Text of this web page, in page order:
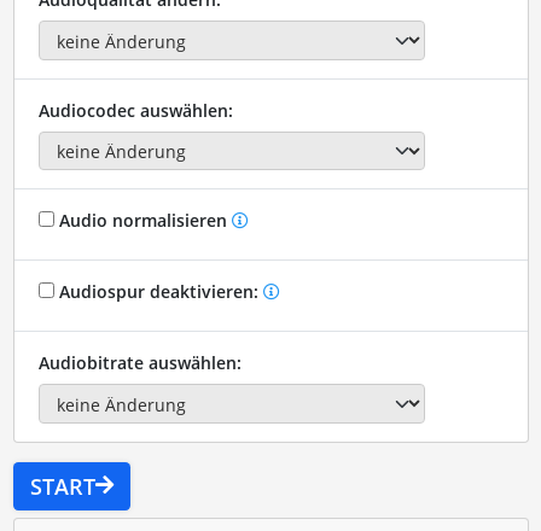
Audiocodec auswählen:
Audio normalisieren
Audiospur deaktivieren:
Audiobitrate auswählen:
START